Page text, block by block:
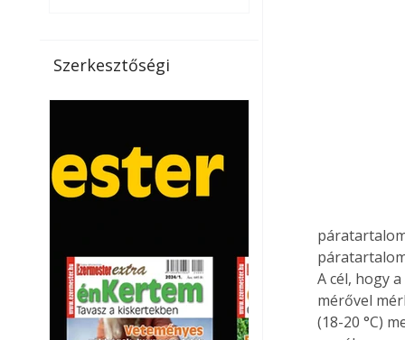
jelentőséget kapott, ahogy a
nyári hőhullámok gyakoribbá és
a megoldást a meleg ellen, ma
már egyre többen keresnek
olyan kültéri hűtési
vendégl
Szerkesztőségi
A cél, hogy
mérővel
(18-20 °C)